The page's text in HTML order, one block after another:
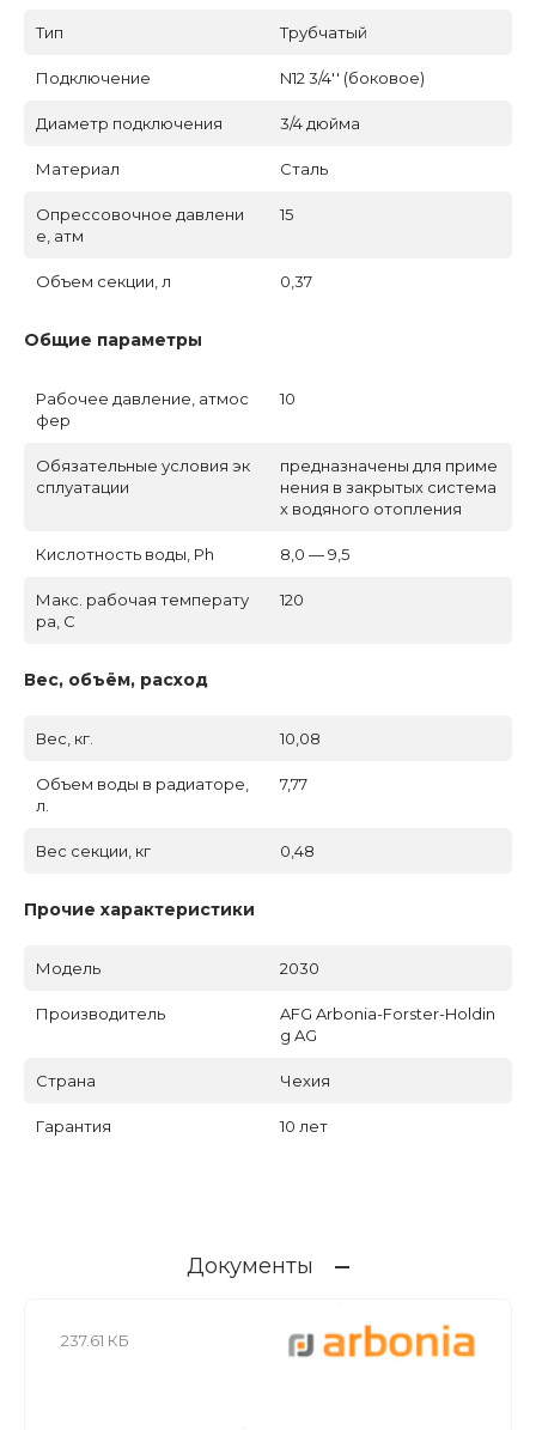
Тип Трубчатый
Подключение N12 3/4'' (боковое)
Диаметр подключения 3/4 дюйма
Материал Сталь
Опрессовочное давлени
е, атм
15
Объем секции, л 0,37
Общие параметры
Рабочее давление, атмос
фер
10
Обязательные условия эк
сплуатации
предназначены для приме
нения в закрытых система
х водяного отопления
Кислотность воды, Ph 8,0 — 9,5
Макс. рабочая температу
ра, C
120
Вес, объём, расход
Вес, кг. 10,08
Объем воды в радиаторе,
л.
7,77
Вес секции, кг 0,48
Прочие характеристики
Модель 2030
Производитель
AFG Arbonia-Forster-Holdin
g AG
Страна Чехия
Гарантия 10 лет
Документы
237.61 КБ